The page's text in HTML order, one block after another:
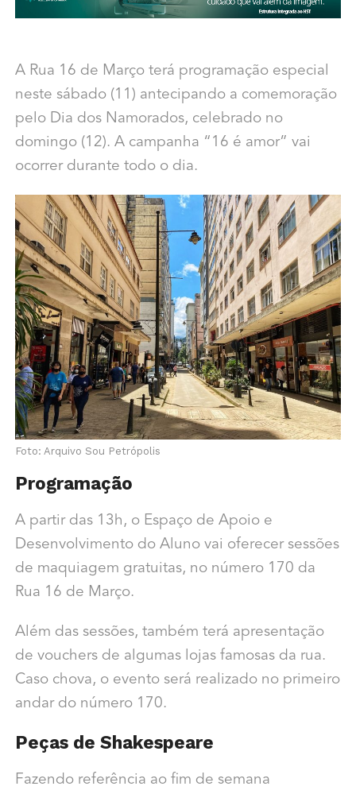
A Rua 16 de Março terá programação especial
neste sábado (11) antecipando a comemoração
pelo Dia dos Namorados, celebrado no
domingo (12). A campanha “16 é amor” vai
ocorrer durante todo o dia.
Foto: Arquivo Sou Petrópolis
Programação
A partir das 13h, o Espaço de Apoio e
Desenvolvimento do Aluno vai oferecer sessões
de maquiagem gratuitas, no número 170 da
Rua 16 de Março.
Além das sessões, também terá apresentação
de vouchers de algumas lojas famosas da rua.
Caso chova, o evento será realizado no primeiro
andar do número 170.
Peças de Shakespeare
Fazendo referência ao fim de semana